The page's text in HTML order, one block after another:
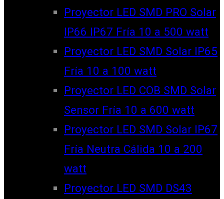
Proyector LED SMD PRO Solar
IP66 IP67 Fría 10 a 500 watt
Proyector LED SMD Solar IP65
Fría 10 a 100 watt
Proyector LED COB SMD Solar
Sensor Fría 10 a 600 watt
Proyector LED SMD Solar IP67
Fría Neutra Cálida 10 a 200
watt
Proyector LED SMD DS43